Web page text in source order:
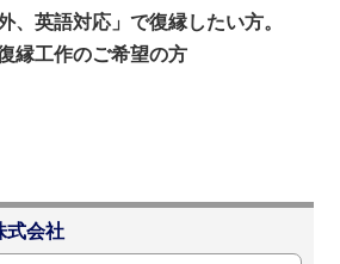
、英語対応」で復縁したい方。
縁工作のご希望の方
式会社